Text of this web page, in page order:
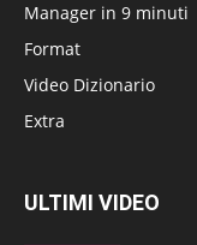
Manager in 9 minuti
Format
Video Dizionario
Extra
ULTIMI VIDEO